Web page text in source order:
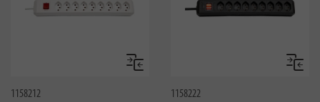
Vergleichen
1158212
1158222